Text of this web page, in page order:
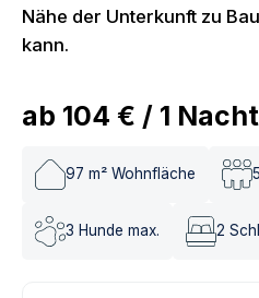
Nähe der Unterkunft zu
kann.
ab 104 € / 1 Nacht
97 m² Wohnfläche 5
3 Hunde max. 2